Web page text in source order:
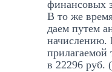
финансовых
В то же
даем путем
начислению.
прилагаемой
в 22296 руб.